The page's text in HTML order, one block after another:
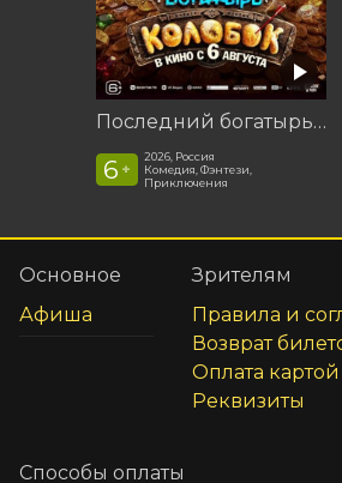
Последний богатырь. Колобок
6 +
2026, Россия
Комедия, Фэнтези,
Приключения
Основное
Афиша
Зрителям
Правила и
Возврат
Оплата картой
Реквизиты
Способы оплаты